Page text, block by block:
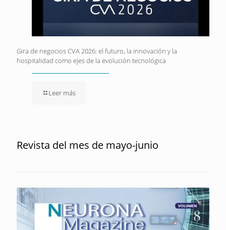
Gira de negocios CVA 2026: el futuro, la innovación y la
hospitalidad como ejes de la evolución tecnológica
Leer más
Revista del mes de mayo-junio